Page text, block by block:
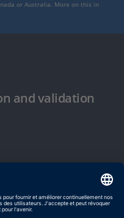
or Australia. More on this in
and validation
générales